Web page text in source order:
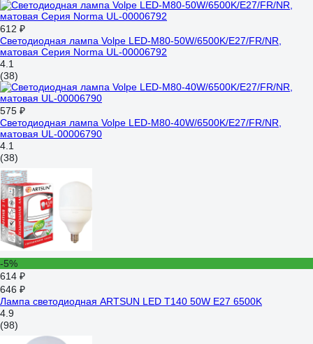
612 ₽
Светодиодная лампа Volpe LED-M80-50W/6500K/E27/FR/NR,
матовая Серия Norma UL-00006792
4.1
(38)
575 ₽
Светодиодная лампа Volpe LED-M80-40W/6500K/E27/FR/NR,
матовая UL-00006790
4.1
(38)
-5%
614 ₽
646 ₽
Лампа светодиодная ARTSUN LED T140 50W E27 6500K
4.9
(98)